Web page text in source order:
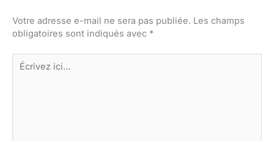
Votre adresse e-mail ne sera pas publiée. Les champs
obligatoires sont indiqués avec *
Écrivez
ici…